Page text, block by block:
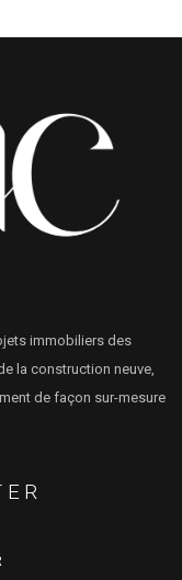
immobiliers des
la construction neuve,
de façon sur-mesure